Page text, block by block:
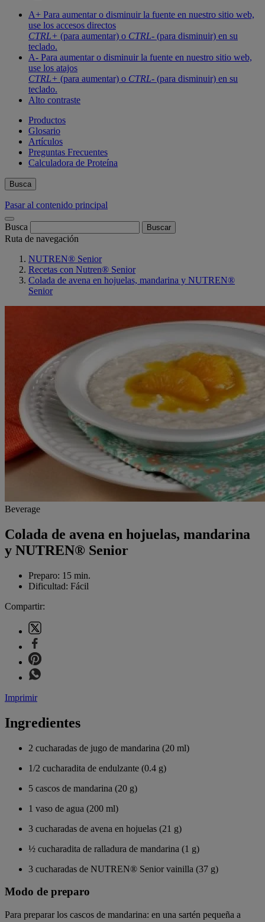
A+ Para aumentar o disminuir la fuente en nuestro sitio web,
use los accesos directos
CTRL+ (para aumentar) o CTRL- (para disminuir) en su
teclado.
A- Para aumentar o disminuir la fuente en nuestro sitio web,
use los atajos
CTRL+ (para aumentar) o CTRL- (para disminuir) en su
teclado.
Alto contraste
Productos
Glosario
Artículos
Preguntas Frecuentes
Calculadora de Proteína
Busca
Pasar al contenido principal
Busca
Ruta de navegación
NUTREN® Senior
Recetas con Nutren® Senior
Colada de avena en hojuelas, mandarina y NUTREN®
Senior
Beverage
Colada de avena en hojuelas, mandarina
y NUTREN® Senior
Preparo: 15 min.
Dificultad: Fácil
Compartir:
Imprimir
Ingredientes
2 cucharadas de jugo de mandarina (20 ml)
1/2 cucharadita de endulzante (0.4 g)
5 cascos de mandarina (20 g)
1 vaso de agua (200 ml)
3 cucharadas de avena en hojuelas (21 g)
½ cucharadita de ralladura de mandarina (1 g)
3 cucharadas de NUTREN® Senior vainilla (37 g)
Modo de preparo
Para preparar los cascos de mandarina: en una sartén pequeña a